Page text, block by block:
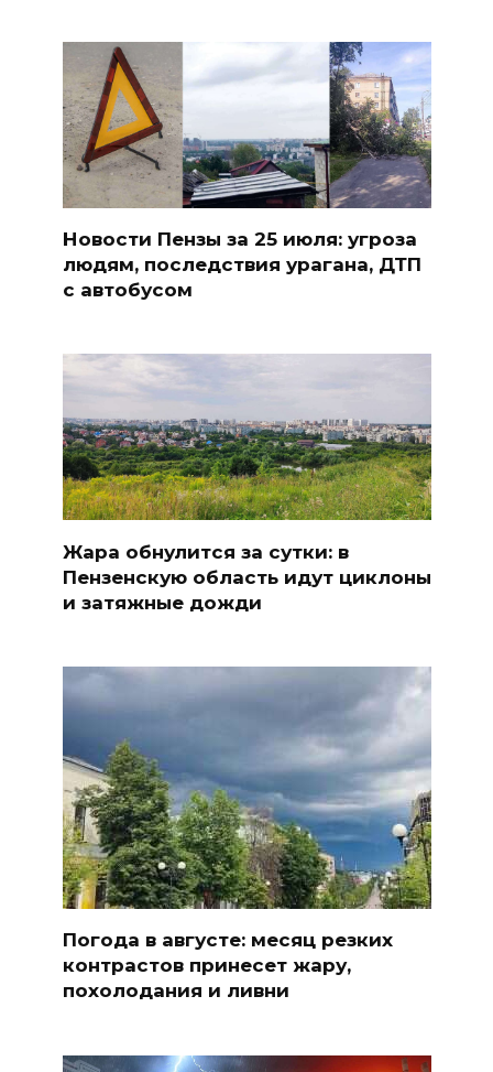
Новости Пензы за 25 июля: угроза
людям, последствия урагана, ДТП
с автобусом
Жара обнулится за сутки: в
Пензенскую область идут циклоны
и затяжные дожди
Погода в августе: месяц резких
контрастов принесет жару,
похолодания и ливни